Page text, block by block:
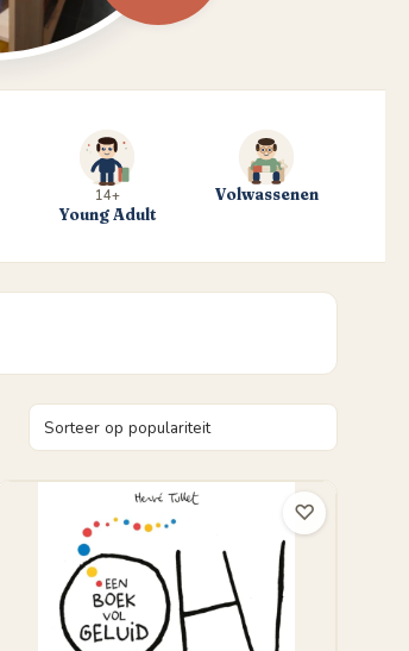
14+
Young Adult
Volwassenen
♡